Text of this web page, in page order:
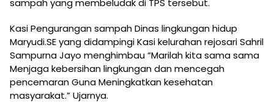
sampah yang membeludak di TPS tersebut.
Kasi Pengurangan sampah Dinas lingkungan hidup
Maryudi.SE yang didampingi Kasi kelurahan rejosari Sahril
Sampurna Jayo menghimbau “Marilah kita sama sama
Menjaga kebersihan lingkungan dan mencegah
pencemaran Guna Meningkatkan kesehatan
masyarakat.” Ujarnya.